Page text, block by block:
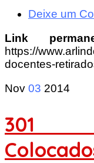
Deixe um
Link
https://
docentes-
Nov 03 2014
301